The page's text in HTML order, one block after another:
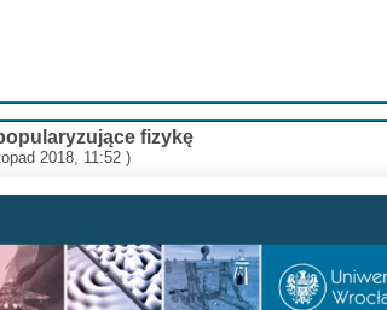
fizykę
2018, 11:52 )